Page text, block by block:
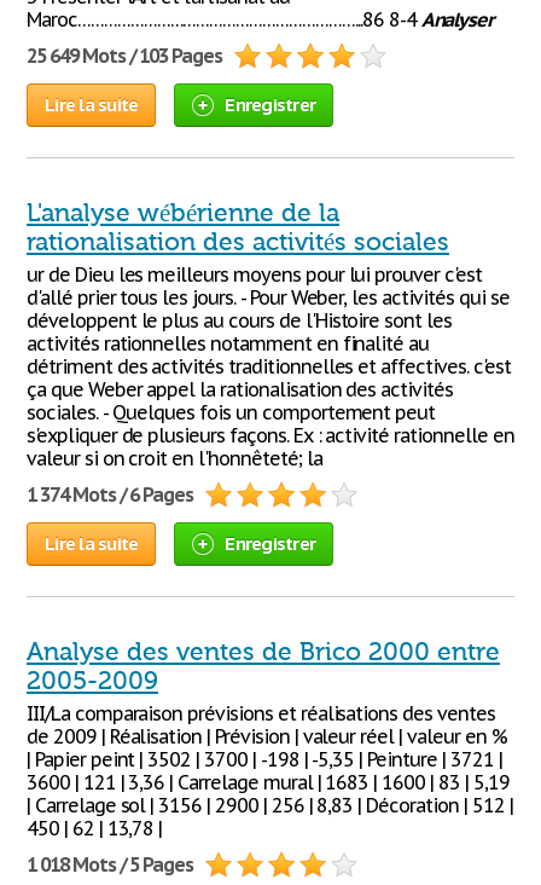
Maroc………………………………………………………...86 8-4Analyser
25 649 Mots / 103 Pages
Lire la suite Enregistrer
L'analyse wébérienne de la
rationalisation des activités sociales
ur de Dieu les meilleurs moyens pour lui prouver c'est
d'allé prier tous les jours. - Pour Weber, les activités qui se
développent le plus au cours de l'Histoire sont les
activités rationnelles notamment en finalité au
détriment des activités traditionnelles et affectives. c'est
ça que Weber appel la rationalisation des activités
sociales. - Quelques fois un comportement peut
s'expliquer de plusieurs façons. Ex : activité rationnelle en
valeur si on croit en l'honnêteté; la
1 374 Mots / 6 Pages
Lire la suite Enregistrer
Analyse des ventes de Brico 2000 entre
2005-2009
III/La comparaison prévisions et réalisations des ventes
de 2009 | Réalisation | Prévision | valeur réel | valeur en %
| Papier peint | 3502 | 3700 | -198 | -5,35 | Peinture | 3721 |
3600 | 121 | 3,36 | Carrelage mural | 1683 | 1600 | 83 | 5,19
| Carrelage sol | 3156 | 2900 | 256 | 8,83 | Décoration | 512 |
450 | 62 | 13,78 |
1 018 Mots / 5 Pages